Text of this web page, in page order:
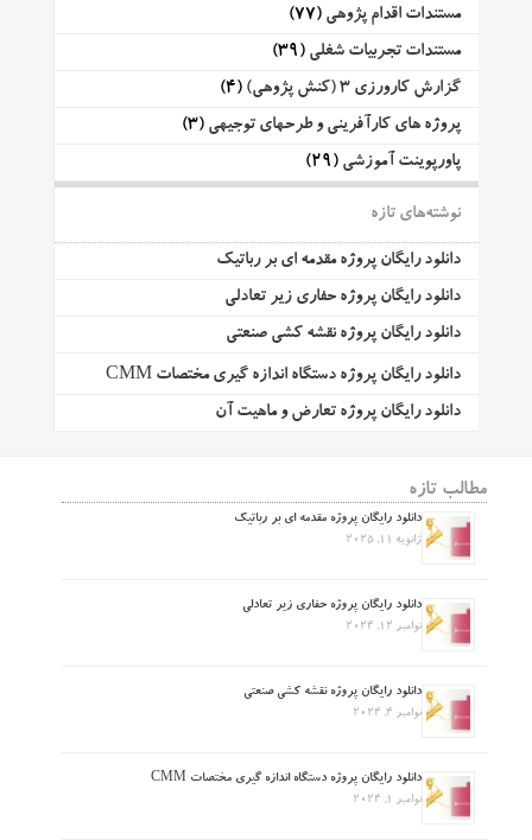
مستندات اقدام پژوهی (77)
مستندات تجربیات شغلی (39)
گزارش کارورزی 3 (کنش پژوهی)
(4)
پروژه های کارآفرینی و طرحهای توجیهی (3)
پاورپوینت آموزشی (29)
نوشته‌های تازه
دانلود رایگان پروژه مقدمه ای بر رباتیک
دانلود رایگان پروژه حفاری زیر تعادلی
دانلود رایگان پروژه نقشه کشی صنعتی
دانلود رایگان پروژه دستگاه اندازه گیری مختصات CMM
دانلود رایگان پروژه تعارض و ماهیت آن
مطالب تازه
دانلود رایگان پروژه مقدمه ای بر رباتیک
ژانویه 11, 2025
دانلود رایگان پروژه حفاری زیر تعادلی
نوامبر 12, 2024
دانلود رایگان پروژه نقشه کشی صنعتی
نوامبر 4, 2024
دانلود رایگان پروژه دستگاه اندازه گیری مختصات CMM
نوامبر 1, 2024